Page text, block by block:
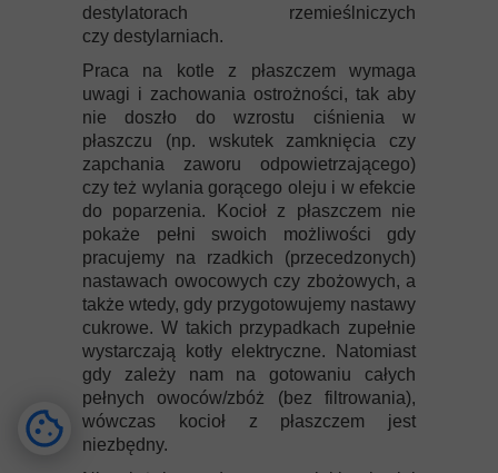
destylatorach rzemieślniczych
czy destylarniach.
Praca na kotle z płaszczem wymaga
uwagi i zachowania ostrożności, tak aby
nie doszło do wzrostu ciśnienia w
płaszczu (np. wskutek zamknięcia czy
zapchania zaworu odpowietrzającego)
czy też wylania gorącego oleju i w efekcie
do poparzenia. Kocioł z płaszczem nie
pokaże pełni swoich możliwości gdy
pracujemy na rzadkich (przecedzonych)
nastawach owocowych czy zbożowych, a
także wtedy, gdy przygotowujemy nastawy
cukrowe. W takich przypadkach zupełnie
wystarczają kotły elektryczne. Natomiast
gdy zależy nam na gotowaniu całych
pełnych owoców/zbóż (bez filtrowania),
wówczas kocioł z płaszczem jest
niezbędny.